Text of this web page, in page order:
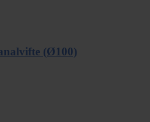
(Ø100)